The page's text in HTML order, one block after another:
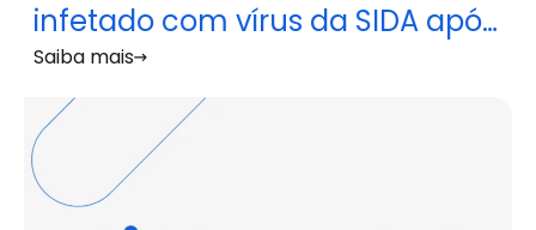
infetado com vírus da SIDA após
transplante de células
estaminais hematopoiéticas
Saiba mais